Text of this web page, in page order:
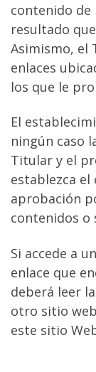
contenido de
resultado
Asimismo, el
enlaces
los que le
El
ningún caso
Titular y el
establezca el
aprobación
contenidos o
Si accede a
enlace que
deberá leer
otro sitio
este sitio